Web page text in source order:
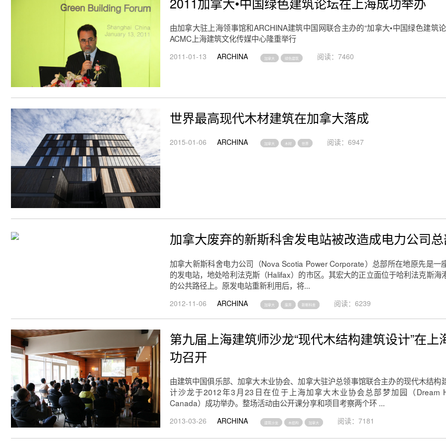
由加拿大驻上海领事馆和ARCHINA建筑中国网联合主办的“加拿大•中国绿色建筑
ACMC上海建筑文化传媒中心隆重举行
2011-01-13 ARCHINA 加拿大 绿色建筑 阅读：7460
世界最高现代木材建筑在加拿大落成
2015-01-06 ARCHINA 加拿大 木材 世界 阅读：6947
加拿大废弃的新斯科舍发电站被改造成电力公司
加拿大新斯科舍电力公司（Nova Scotia Power Corporate）总部所在地原先是一
的发电站，地处哈利法克斯（Halifax）的市区。其宏大的正立面位于哈利法克斯海
的公共路径上。原发电站重新利用后，将...
2012-11-06 ARCHINA 加拿大 废弃 新斯科舍 阅读：6239
第九届上海建筑师沙龙“现代木结构建筑设计”在上
功召开
由建筑中国俱乐部、加拿大木业协会、加拿大驻沪总领事馆联合主办的现代木结构
计沙龙于2012年3月23日在位于上海加拿大木业协会总部梦加园（Dream
Canada）成功举办。整场活动由公开课分享和项目考察两个环 ...
2013-03-26 ARCHINA 建筑沙龙 木结构 加拿大 阅读：7181